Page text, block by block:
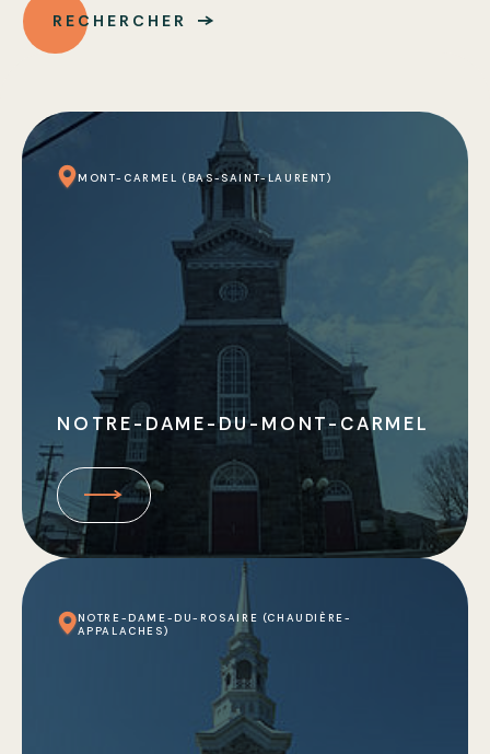
RECHERCHER
MONT-CARMEL (BAS-SAINT-LAURENT)
NOTRE-DAME-DU-MONT-CARMEL
NOTRE-DAME-DU-ROSAIRE (CHAUDIÈRE-
APPALACHES)